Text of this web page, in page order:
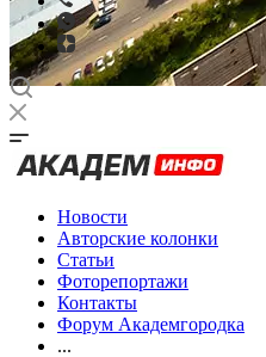
Новости
Авторские колонки
Статьи
Фоторепортажи
Контакты
Форум Академгородка
...